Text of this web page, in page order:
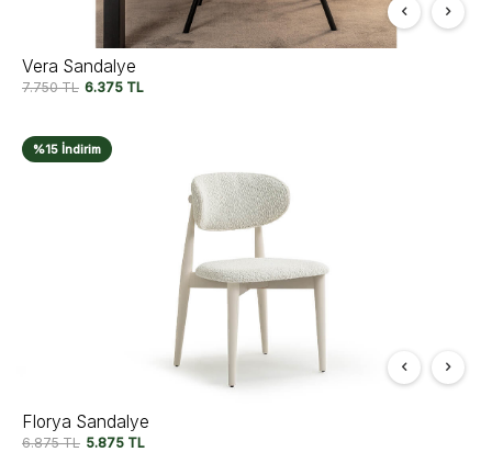
Vera Sandalye
7.750TL 6.375 TL
%15 İndirim
Florya Sandalye
6.875TL 5.875 TL